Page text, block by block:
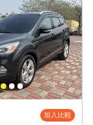
加入比較